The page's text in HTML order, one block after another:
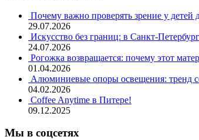
Почему важно проверять зрение у детей
29.07.2026
Искусство без границ: в Санкт-
24.07.2026
Рогожка возвращается: почему этот
01.04.2026
Алюминиевые опоры освещения: тренд
04.02.2026
Coffee Anytime в Питере!
09.12.2025
Мы в соцсетях